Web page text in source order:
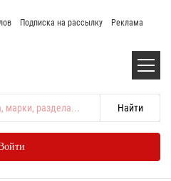
Подписка на рассылку
Реклама
марки, раздела...